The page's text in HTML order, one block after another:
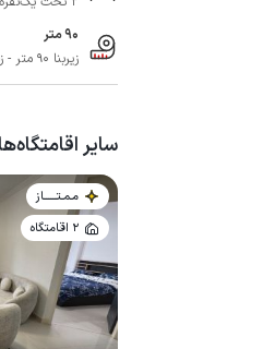
90 متر
زیربنا 90 متر - زمین و محوطه 630 متر
سایر
مـمـتــــــاز
2 اقامتگاه